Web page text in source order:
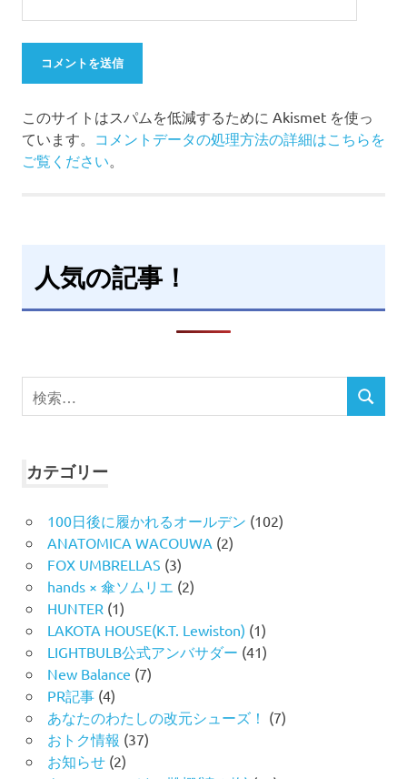
このサイトはスパムを低減するために Akismet を使っ
ています。 コメントデータの処理方法の詳細はこちらを
ご覧ください。
人気の記事！
検
索
検
カテゴリー
100日後に履かれるオールデン (102)
ANATOMICA WACOUWA (2)
FOX UMBRELLAS (3)
hands × 傘ソムリエ (2)
HUNTER (1)
LAKOTA HOUSE(K.T. Lewiston) (1)
LIGHTBULB公式アンバサダー (41)
New Balance (7)
PR記事(4)
あなたのわたしの改元シューズ！ (7)
おトク情報 (37)
お知らせ(2)